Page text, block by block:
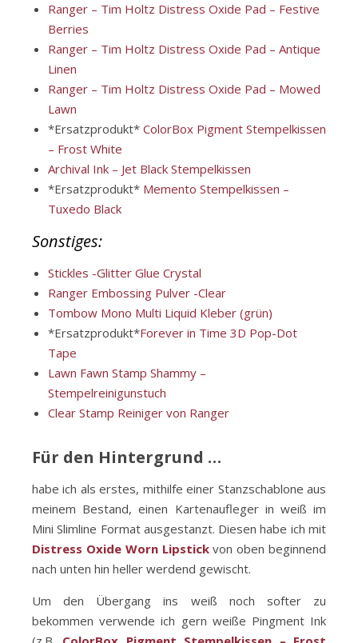
Ranger – Tim Holtz Distress Oxide Pad – Festive
Berries
Ranger – Tim Holtz Distress Oxide Pad – Antique
Linen
Ranger – Tim Holtz Distress Oxide Pad – Mowed
Lawn
*Ersatzprodukt* ColorBox Pigment Stempelkissen
– Frost White
Archival Ink – Jet Black Stempelkissen
*Ersatzprodukt* Memento Stempelkissen –
Tuxedo Black
Sonstiges:
Stickles -Glitter Glue Crystal
Ranger Embossing Pulver -Clear
Tombow Mono Multi Liquid Kleber (grün)
*Ersatzprodukt*Forever in Time 3D Pop-Dot
Tape
Lawn Fawn Stamp Shammy –
Stempelreinigunstuch
Clear Stamp Reiniger von Ranger
Für den Hintergrund …
habe ich als erstes, mithilfe einer Stanzschablone aus
meinem Bestand, einen Kartenaufleger in weiß im
Mini Slimline Format ausgestanzt. Diesen habe ich mit
Distress Oxide Worn Lipstick von oben beginnend
nach unten hin heller werdend gewischt.
Um den Übergang ins weiß noch softer zu
bekommen verwende ich gern weiße Pingment Ink